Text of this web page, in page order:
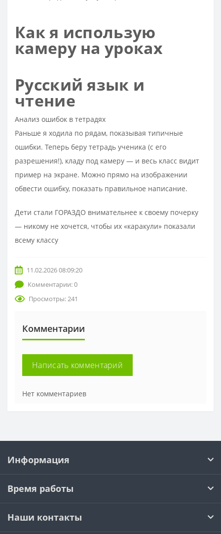
Как я использую
камеру на уроках
Русский язык и
чтение
Анализ ошибок в тетрадях
Раньше я ходила по рядам, показывая типичные
ошибки. Теперь беру тетрадь ученика (с его
разрешения!), кладу под камеру — и весь класс видит
пример на экране. Можно прямо на изображении
обвести ошибку, показать правильное написание.​
Дети стали ГОРАЗДО внимательнее к своему почерку
— никому не хочется, чтобы их «каракули» показали
всему классу
11.02.2026 08:09:20
Комментарии: 0
Просмотры: 241
Комментарии
Написать комментарий
Нет комментариев
Информация
Время работы
Наши контакты